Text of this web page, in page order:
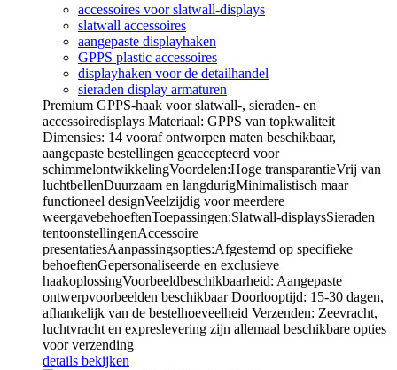
accessoires voor slatwall-displays
slatwall accessoires
aangepaste displayhaken
GPPS plastic accessoires
displayhaken voor de detailhandel
sieraden display armaturen
Premium GPPS-haak voor slatwall-, sieraden- en
accessoiredisplays Materiaal: GPPS van topkwaliteit
Dimensies: 14 vooraf ontworpen maten beschikbaar,
aangepaste bestellingen geaccepteerd voor
schimmelontwikkelingVoordelen:Hoge transparantieVrij van
luchtbellenDuurzaam en langdurigMinimalistisch maar
functioneel designVeelzijdig voor meerdere
weergavebehoeftenToepassingen:Slatwall-displaysSieraden
tentoonstellingenAccessoire
presentatiesAanpassingsopties:Afgestemd op specifieke
behoeftenGepersonaliseerde en exclusieve
haakoplossingVoorbeeldbeschikbaarheid: Aangepaste
ontwerpvoorbeelden beschikbaar Doorlooptijd: 15-30 dagen,
afhankelijk van de bestelhoeveelheid Verzenden: Zeevracht,
luchtvracht en expreslevering zijn allemaal beschikbare opties
voor verzending
details bekijken